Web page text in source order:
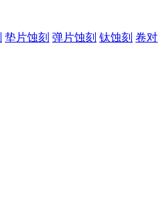
垫片蚀刻 弹片蚀刻 钛蚀刻 卷对